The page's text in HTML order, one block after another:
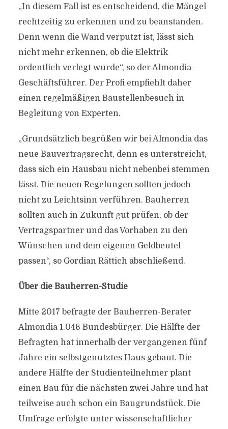
„In diesem Fall ist es entscheidend, die Mängel
rechtzeitig zu erkennen und zu beanstanden.
Denn wenn die Wand verputzt ist, lässt sich
nicht mehr erkennen, ob die Elektrik
ordentlich verlegt wurde“, so der Almondia-
Geschäftsführer. Der Profi empfiehlt daher
einen regelmäßigen Baustellenbesuch in
Begleitung von Experten.
„Grundsätzlich begrüßen wir bei Almondia das
neue Bauvertragsrecht, denn es unterstreicht,
dass sich ein Hausbau nicht nebenbei stemmen
lässt. Die neuen Regelungen sollten jedoch
nicht zu Leichtsinn verführen. Bauherren
sollten auch in Zukunft gut prüfen, ob der
Vertragspartner und das Vorhaben zu den
Wünschen und dem eigenen Geldbeutel
passen“, so Gordian Rättich abschließend.
Über die Bauherren-Studie
Mitte 2017 befragte der Bauherren-Berater
Almondia 1.046 Bundesbürger. Die Hälfte der
Befragten hat innerhalb der vergangenen fünf
Jahre ein selbstgenutztes Haus gebaut. Die
andere Hälfte der Studienteilnehmer plant
einen Bau für die nächsten zwei Jahre und hat
teilweise auch schon ein Baugrundstück. Die
Umfrage erfolgte unter wissenschaftlicher